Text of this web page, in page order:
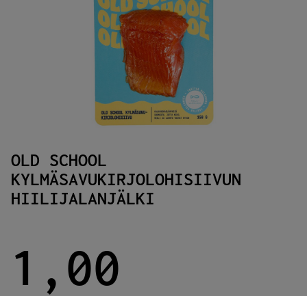
OLD SCHOOL
KYLMÄSAVUKIRJOLOHISIIVUN
HIILIJALANJÄLKI
1,00